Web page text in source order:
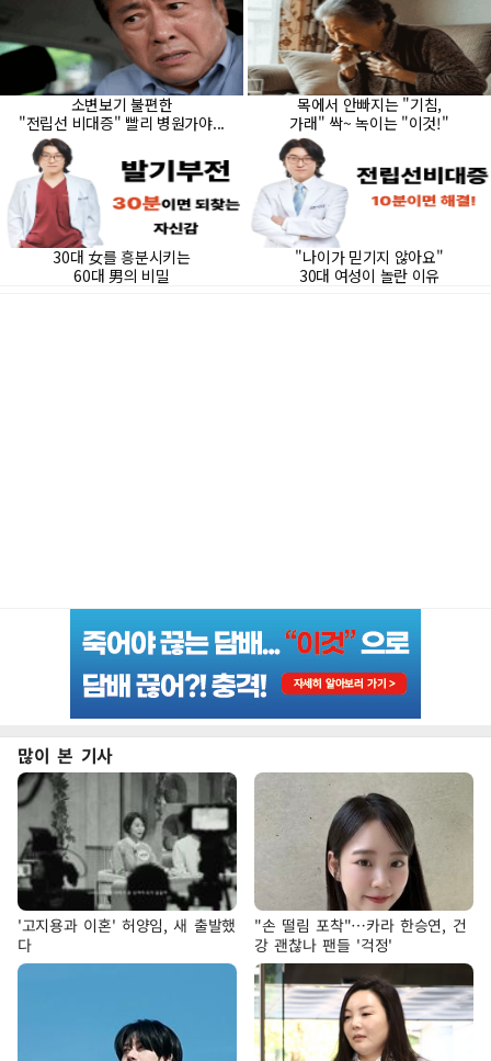
많이 본 기사
'고지용과 이혼' 허양임, 새 출발했
다
"손 떨림 포착"…카라 한승연, 건
강 괜찮나 팬들 '걱정'